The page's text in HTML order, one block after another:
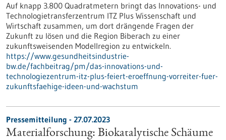
Auf knapp 3.800 Quadratmetern bringt das Innovations- und
Technologietransferzentrum ITZ Plus Wissenschaft und
Wirtschaft zusammen, um dort drängende Fragen der
Zukunft zu lösen und die Region Biberach zu einer
zukunftsweisenden Modellregion zu entwickeln.
https://www.gesundheitsindustrie-
bw.de/fachbeitrag/pm/das-innovations-und-
technologiezentrum-itz-plus-feiert-eroeffnung-vorreiter-fuer-
zukunftsfaehige-ideen-und-wachstum
Pressemitteilung - 27.07.2023
Materialforschung: Biokatalytische Schäume